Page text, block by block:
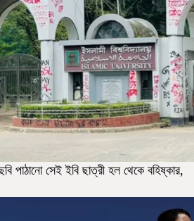
পাঠানো সেই ইবি ছাত্রী হল থেকে বহিষ্কার,